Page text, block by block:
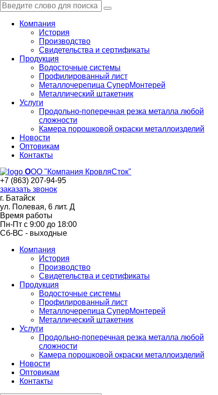
Компания
История
Производство
Свидетельства и сертификаты
Продукция
Водосточные системы
Профилированный лист
Металлочерепица СуперМонтерей
Металлический штакетник
Услуги
Продольно-поперечная резка металла любой
сложности
Камера порошковой окраски металлоизделий
Новости
Оптовикам
Контакты
ООО "Компания КровляСток"
+7 (863) 207-94-95
заказать звонок
г. Батайск
ул. Полевая, 6 лит. Д
Время работы
Пн-Пт с 9:00 до 18:00
Сб-ВС - выходные
Компания
История
Производство
Свидетельства и сертификаты
Продукция
Водосточные системы
Профилированный лист
Металлочерепица СуперМонтерей
Металлический штакетник
Услуги
Продольно-поперечная резка металла любой
сложности
Камера порошковой окраски металлоизделий
Новости
Оптовикам
Контакты